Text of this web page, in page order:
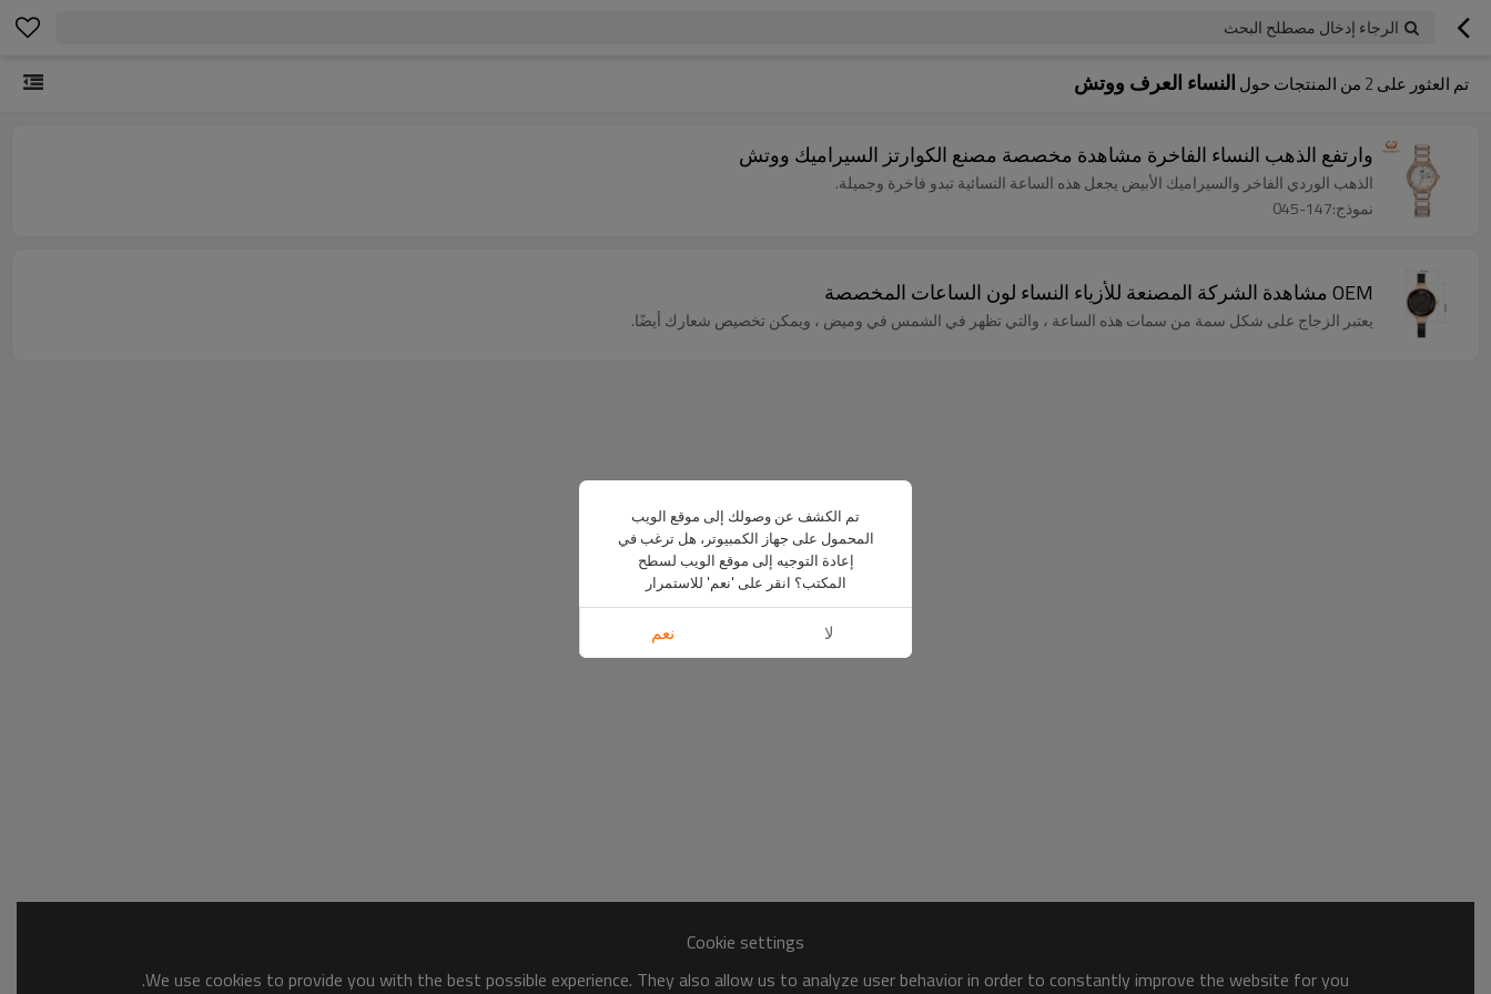
الرجاء إدخال مصطلح البحث
تم العثور على 2 من المنتجات حول النساء العرف ووتش
وارتفع الذهب النساء الفاخرة مشاهدة مخصصة مصنع الكوارتز السيراميك ووتش
الذهب الوردي الفاخر والسيراميك الأبيض يجعل هذه الساعة النسائية تبدو فاخرة وجميلة.
نموذج:147-045
OEM مشاهدة الشركة المصنعة للأزياء النساء لون الساعات المخصصة
يعتبر الزجاج على شكل سمة من سمات هذه الساعة ، والتي تظهر في الشمس في وميض ، ويمكن تخصيص شعارك أيضًا.
Cookie settings
We use cookies to provide you with the best possible experience. They also allow us to analyze user behavior in order to constantly improve the website for you.
تم الكشف عن وصولك إلى موقع الويب
المحمول على جهاز الكمبيوتر، هل ترغب في
إعادة التوجيه إلى موقع الويب لسطح
المكتب؟ انقر على 'نعم' للاستمرار
لا نعم